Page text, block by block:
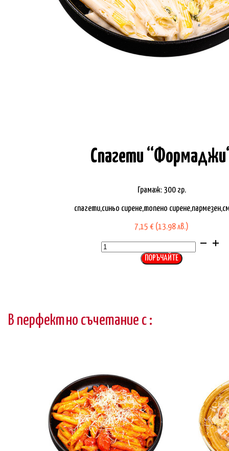
Спагети
Грамаж: 300 гр.
спагети,синьо сирене,топено
7,15 € (13.98 лв.)
за
Спагети
ПОРЪЧАЙТЕ
В перфектно съчетание с :